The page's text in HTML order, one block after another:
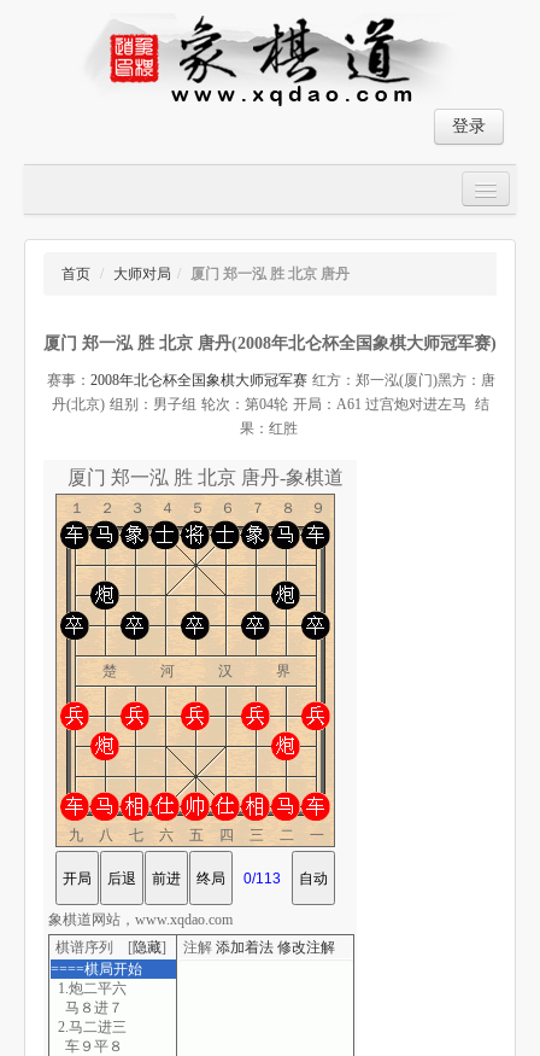
登录
大师对局
象棋棋谱
残局破解
首页 / 大师对局 / 厦门 郑一泓 胜 北京 唐丹
厦门 郑一泓 胜 北京 唐丹(2008年北仑杯全国象棋大师冠军赛)
赛事： 2008年北仑杯全国象棋大师冠军赛 红方：郑一泓(厦门)黑方：唐
丹(北京) 组别：男子组 轮次：第04轮 开局：A61 过宫炮对进左马 结
果：红胜
厦门 郑一泓 胜 北京 唐丹-象棋道
１２３４５６７８９
楚 河 汉 界
九八七六五四三二一
棋谱序列 [隐藏]
====棋局开始
1.炮二平六
马８进７
2.马二进三
车９平８
注解 添加着法 修改注解
象棋道网站，www.xqdao.com